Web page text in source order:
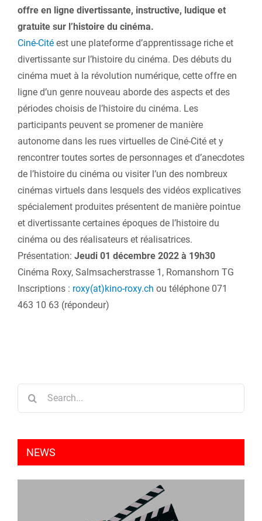
offre en ligne divertissante, instructive, ludique et
gratuite sur l’histoire du cinéma.
Ciné-Cité est une plateforme d’apprentissage riche et
divertissante sur l’histoire du cinéma. Des débuts du
cinéma muet à la révolution numérique, cette offre en
ligne d’un genre nouveau aborde des aspects et des
périodes choisis de l’histoire du cinéma. Les
participants peuvent se promener de manière
autonome dans les rues virtuelles de Ciné-Cité et y
rencontrer toutes sortes de personnages et d’anecdotes
de l’histoire du cinéma ou visiter l’un des nombreux
cinémas virtuels dans lesquels des vidéos explicatives
spécialement produites présentent de manière pointue
et divertissante certaines époques de l’histoire du
cinéma ou des réalisateurs et réalisatrices.
Présentation: Jeudi 01 décembre 2022 à 19h30
Cinéma Roxy, Salmsacherstrasse 1, Romanshorn TG
Inscriptions : roxy(at)kino-roxy.ch ou téléphone 071
463 10 63 (répondeur)
NEWS